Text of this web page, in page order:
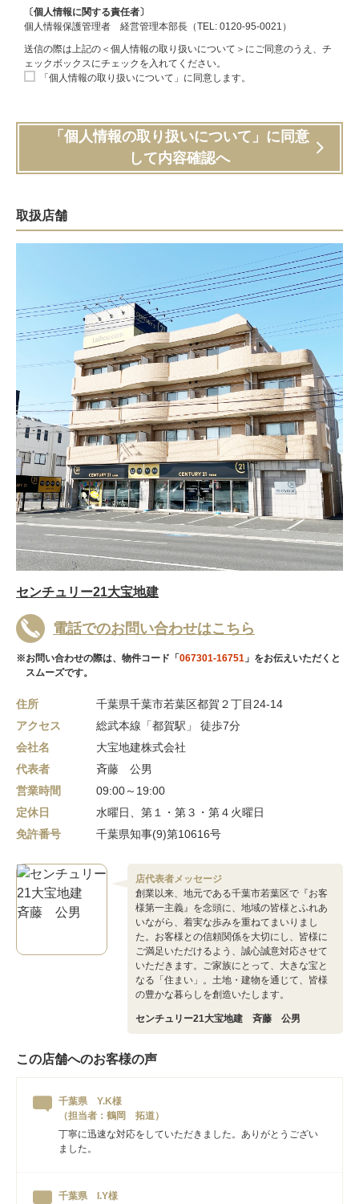
〔個人情報に関する責任者〕
個人情報保護管理者 経営管理本部長（TEL: 0120-95-0021）
送信の際は上記の＜個人情報の取り扱いについて＞にご同意のうえ、チ
ェックボックスにチェックを入れてください。
「個人情報の取り扱いについて」に同意します。
「個人情報の取り扱いについて」に同意
して内容確認へ
取扱店舗
センチュリー21大宝地建
電話でのお問い合わせはこちら
※お問い合わせの際は、物件コード「 067301-16751 」をお伝えいただくと
スムーズです。
住所
千葉県千葉市若葉区都賀２丁目24-14
アクセス
総武本線「都賀駅」 徒歩7分
会社名
大宝地建株式会社
代表者
斉藤 公男
営業時間
09:00～19:00
定休日
水曜日、第１・第３・第４火曜日
免許番号
千葉県知事(9)第10616号
店代表者メッセージ
創業以来、地元である千葉市若葉区で『お客
様第一主義』を念頭に、地域の皆様とふれあ
いながら、着実な歩みを重ねてまいりまし
た。お客様との信頼関係を大切にし、皆様に
ご満足いただけるよう、誠心誠意対応させて
いただきます。ご家族にとって、大きな宝と
なる「住まい」。土地・建物を通じて、皆様
の豊かな暮らしを創造いたします。
センチュリー21大宝地建 斉藤 公男
この店舗へのお客様の声
千葉県 Y.K様
（担当者：鶴岡 拓道）
丁寧に迅速な対応をしていただきました。ありがとうござい
ました。
千葉県 I.Y様